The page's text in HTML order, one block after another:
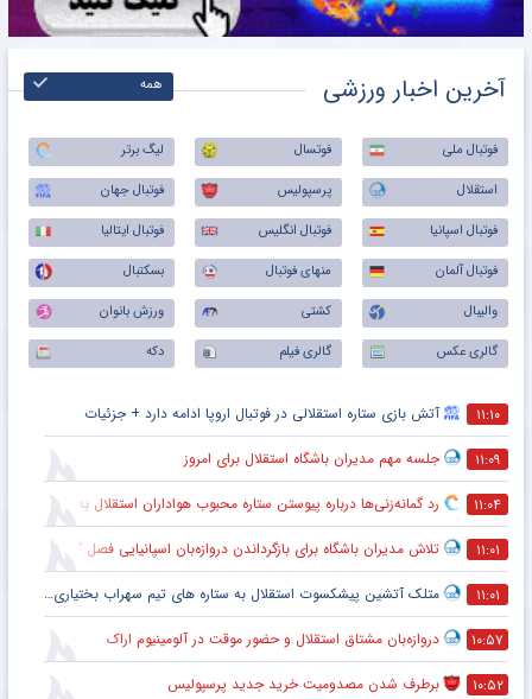
آخرین اخبار ورزشی همه
فوتبال ملی فوتسال
لیگ برتر
استقلال
پرسپولیس
فوتبال جهان
فوتبال اسپانیا
فوتبال انگلیس
فوتبال ایتالیا
فوتبال آلمان
منهای فوتبال
بسکتبال
والیبال
کشتی
ورزش بانوان
گالری عکس
گالری فیلم دکه
۱۱:۱۰ آتش بازی ستاره استقلالی در فوتبال اروپا ادامه دارد + جزئیات
۱۱:۰۹ جلسه مهم مدیران باشگاه استقلال برای امروز
۱۱:۰۴ رد گمانه‌زنی‌ها درباره پیوستن ستاره محبوب هواداران استقلال به تراکتور
۱۱:۰۱ تلاش مدیران باشگاه برای بازگرداندن دروازه‌بان اسپانیایی فصل گذشته به استقلال
۱۱:۰۱ متلک آتشین پیشکسوت استقلال به ستاره های تیم سهراب بختیاری زاده
۱۰:۵۷ دروازه‌بان مشتاق استقلال و حضور موقت در آلومینیوم اراک
۱۰:۵۲ برطرف شدن مصدومیت خرید جدید پرسپولیس